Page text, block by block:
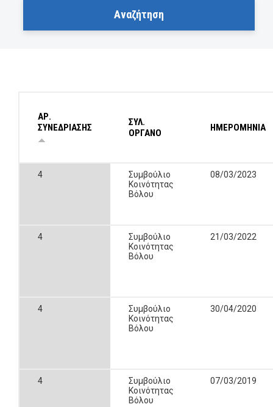
ΑΡ.
ΣΥΝΕΔΡΙΑΣΗΣ
ΣΥΛ.
ΟΡΓΑΝΟ
ΗΜΕΡΟΜΗΝΙΑ
4
Συμβούλιο
Κοινότητας
Βόλου
08/03/2023
4
Συμβούλιο
Κοινότητας
Βόλου
21/03/2022
4
Συμβούλιο
Κοινότητας
Βόλου
30/04/2020
4
Συμβούλιο
Κοινότητας
Βόλου
07/03/2019